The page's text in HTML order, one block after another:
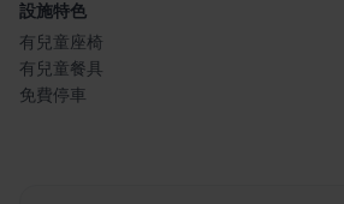
設施特色
有兒童座椅
有兒童餐具
免費停車